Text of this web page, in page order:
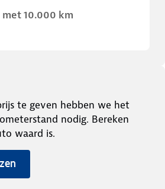
10.000 km
te geven hebben we het
nodig. Bereken
waard is.